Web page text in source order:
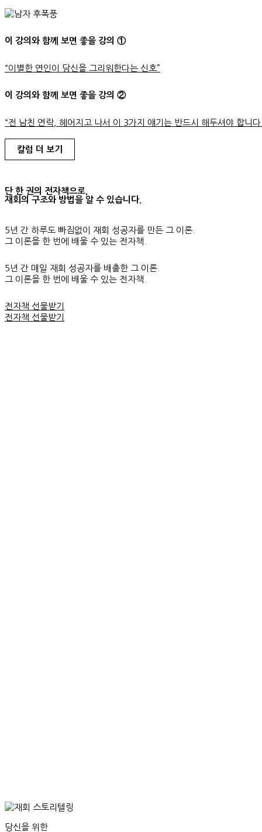
이 강의와 함께 보면 좋을 강의 ①
“이별한 연인이 당신을 그리워한다는 신호”
이 강의와 함께 보면 좋을 강의 ②
“전 남친 연락, 헤어지고 나서 이 3가지 얘기는 반드시 해두셔야 합니다
칼럼 더 보기
단 한 권의 전자책으로,
재회의 구조와 방법을 알 수 있습니다.
5년 간 하루도 빠짐없이 재회 성공자를 만든 그 이론.
그 이론을 한 번에 배울 수 있는 전자책.
5년 간 매일 재회 성공자를 배출한 그 이론.
그 이론을 한 번에 배울 수 있는 전자책.
전자책 선물받기
전자책 선물받기
당신을 위한